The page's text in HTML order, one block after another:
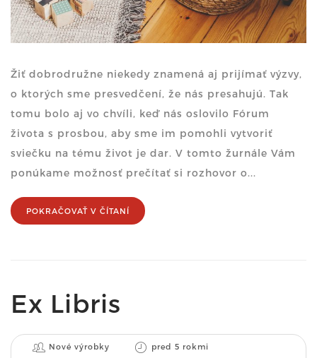
Žiť dobrodružne niekedy znamená aj prijímať výzvy,
o ktorých sme presvedčení, že nás presahujú. Tak
tomu bolo aj vo chvíli, keď nás oslovilo Fórum
života s prosbou, aby sme im pomohli vytvoriť
sviečku na tému život je dar. V tomto žurnále Vám
ponúkame možnosť prečítať si rozhovor o...
POKRAČOVAŤ V ČÍTANÍ
Ex Libris
Nové výrobky
pred 5 rokmi